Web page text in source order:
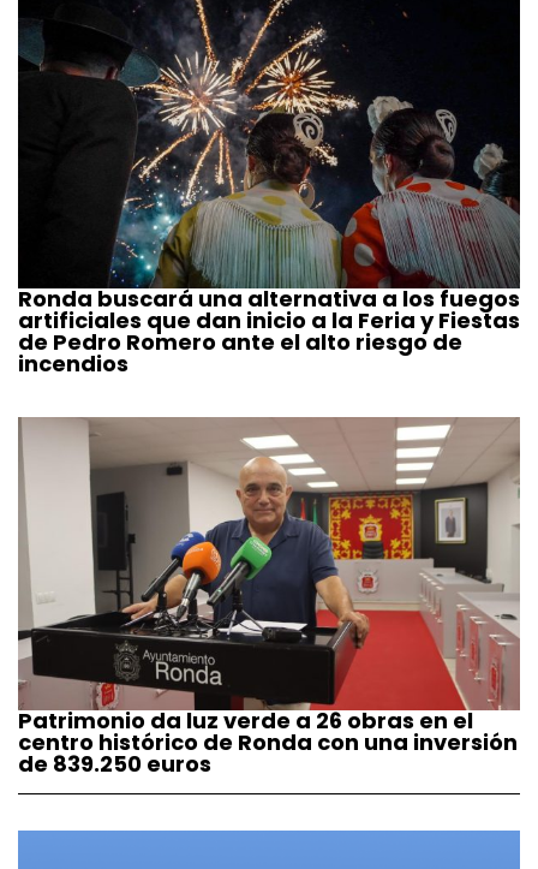
Ronda buscará una alternativa a los fuegos
artificiales que dan inicio a la Feria y Fiestas
de Pedro Romero ante el alto riesgo de
incendios
Patrimonio da luz verde a 26 obras en el
centro histórico de Ronda con una inversión
de 839.250 euros